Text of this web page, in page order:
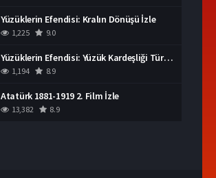
Yüzüklerin Efendisi: Kralın Dönüşü İzle
1,225 9.0
Yüzüklerin Efendisi: Yüzük Kardeşliği Türkçe Dublaj İzle
1,194 8.9
Atatürk 1881-1919 2. Film İzle
13,382 8.9